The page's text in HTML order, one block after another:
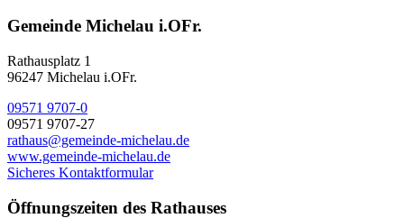
Gemeinde Michelau i.OFr.
Rathausplatz 1
96247 Michelau i.OFr.
09571 9707-0
09571 9707-27
rathaus@gemeinde-michelau.de
www.gemeinde-michelau.de
Sicheres Kontaktformular
Öffnungszeiten des Rathauses